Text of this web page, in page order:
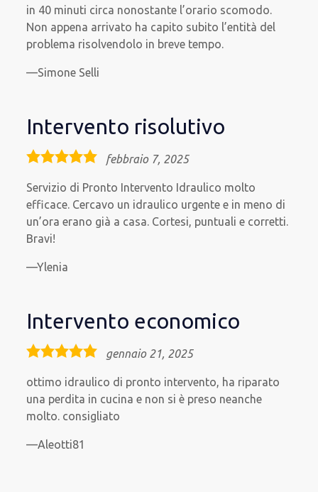
in 40 minuti circa nonostante l’orario scomodo.
Non appena arrivato ha capito subito l’entità del
problema risolvendolo in breve tempo.
Simone Selli
Intervento risolutivo
5,0
febbraio 7, 2025
Servizio di Pronto Intervento Idraulico molto
efficace. Cercavo un idraulico urgente e in meno di
un’ora erano già a casa. Cortesi, puntuali e corretti.
Bravi!
Ylenia
Intervento economico
5,0
gennaio 21, 2025
ottimo idraulico di pronto intervento, ha riparato
una perdita in cucina e non si è preso neanche
molto. consigliato
Aleotti81